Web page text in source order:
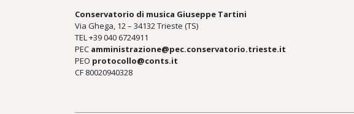
Conservatorio di musica Giuseppe Tartini
Via Ghega, 12 – 34132 Trieste (TS)
TEL +39040 6724911
PEC amministrazione@pec.conservatorio.trieste.it
PEO protocollo@conts.it
CF 80020940328